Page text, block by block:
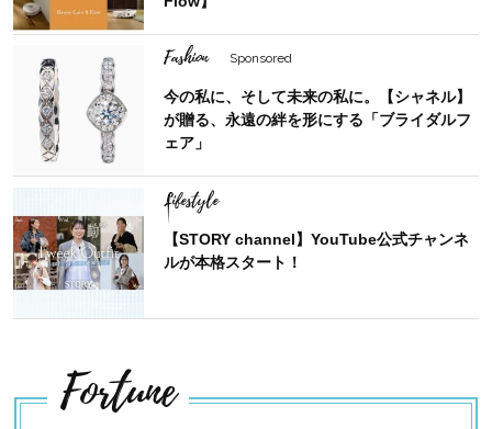
Fashion Sponsored
今の私に、そして未来の私に。【シャネル】
が贈る、永遠の絆を形にする「ブライダルフ
ェア」
Lifestyle
【STORY channel】YouTube公式チャンネ
ルが本格スタート！
Fortune